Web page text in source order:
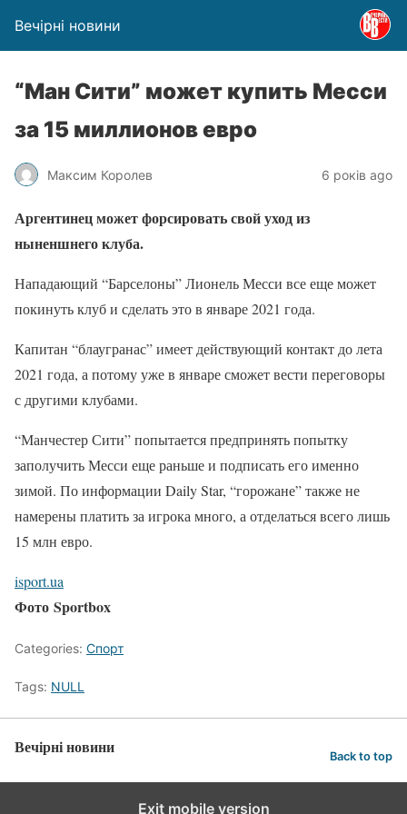
Вечірні новини
“Ман Сити” может купить Месси
за 15 миллионов евро
Максим Королев 6 років ago
Аргентинец может форсировать свой уход из
ныненшнего клуба.
Нападающий “Барселоны” Лионель Месси все еще может
покинуть клуб и сделать это в январе 2021 года.
Капитан “блаугранас” имеет действующий контакт до лета
2021 года, а потому уже в январе сможет вести переговоры
с другими клубами.
“Манчестер Сити” попытается предпринять попытку
заполучить Месси еще раньше и подписать его именно
зимой. По информации Daily Star, “горожане” также не
намерены платить за игрока много, а отделаться всего лишь
15 млн евро.
isport.ua
Фото Sportbox
Categories: Спорт
Tags: NULL
Вечірні новини Back to top
Exit mobile version